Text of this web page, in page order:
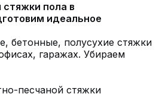
пола в
идеальное
бетонные, полусухие стяжки
гаражах. Убираем
песчаной стяжки